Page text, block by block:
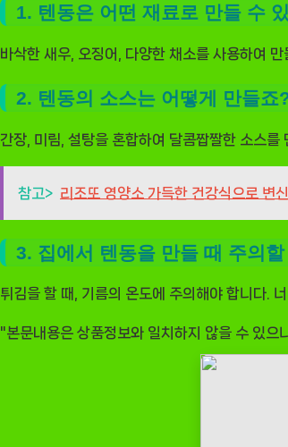
1. 텐동은 어떤 재료로 만들 수
바삭한 새우, 오징어, 다양한 채소를 사용하여
2. 텐동의 소스는 어떻게 만들죠
간장, 미림, 설탕을 혼합하여 달콤짭짤한 소스
참고> 리조또 영양소 가득한 건강식으로 변신
3. 집에서 텐동을 만들 때 주의
튀김을 할 때, 기름의 온도에 주의해야 합니다.
"본문내용은 상품정보와 일치하지 않을 수 있으